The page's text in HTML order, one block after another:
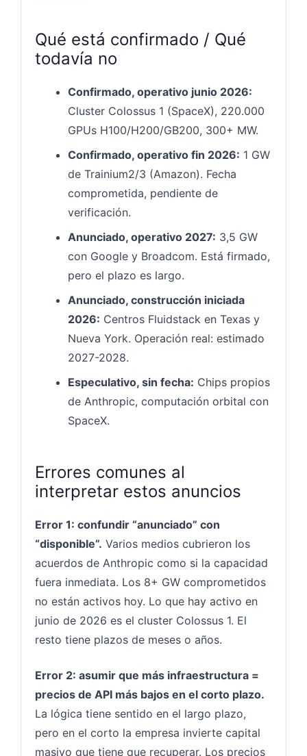
Qué está confirmado / Qué
todavía no
Confirmado, operativo junio 2026:
Cluster Colossus 1 (SpaceX), 220.000
GPUs H100/H200/GB200, 300+ MW.
Confirmado, operativo fin 2026: 1 GW
de Trainium2/3 (Amazon). Fecha
comprometida, pendiente de
verificación.
Anunciado, operativo 2027: 3,5 GW
con Google y Broadcom. Está firmado,
pero el plazo es largo.
Anunciado, construcción iniciada
2026: Centros Fluidstack en Texas y
Nueva York. Operación real: estimado
2027-2028.
Especulativo, sin fecha: Chips propios
de Anthropic, computación orbital con
SpaceX.
Errores comunes al
interpretar estos anuncios
Error 1: confundir “anunciado” con
“disponible”. Varios medios cubrieron los
acuerdos de Anthropic como si la capacidad
fuera inmediata. Los 8+ GW comprometidos
no están activos hoy. Lo que hay activo en
junio de 2026 es el cluster Colossus 1. El
resto tiene plazos de meses o años.
Error 2: asumir que más infraestructura =
precios de API más bajos en el corto plazo.
La lógica tiene sentido en el largo plazo,
pero en el corto la empresa invierte capital
masivo que tiene que recuperar. Los precios